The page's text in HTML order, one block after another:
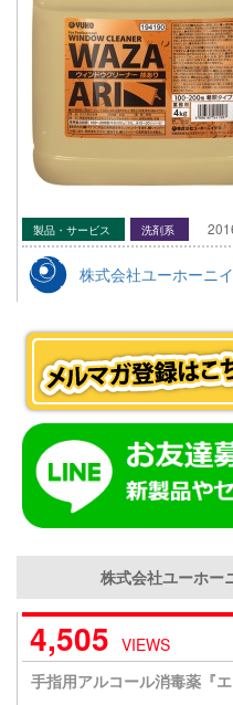
製品・サービス 洗剤系
株式会社ユーホーニ
株式会社ユーホー
4,505 VIEWS
手指用アルコール消毒薬『